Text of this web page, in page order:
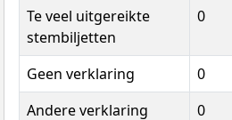
Te veel uitgereikte
stembiljetten
0
Geen verklaring
0
Andere verklaring
0